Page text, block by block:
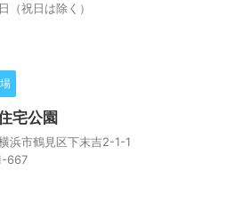
（祝日は除く）
宅公園
浜市鶴見区下末吉2-1-1
667